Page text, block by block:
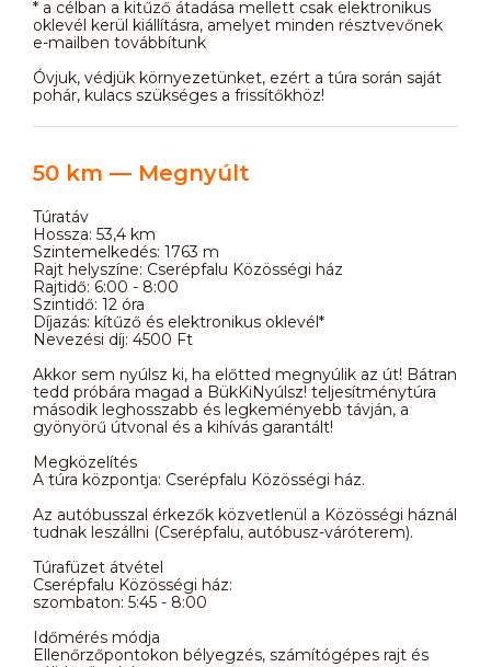
* a célban a kitűző átadása mellett csak elektronikus
oklevél kerül kiállításra, amelyet minden résztvevőnek
e-mailben továbbítunk
Óvjuk, védjük környezetünket, ezért a túra során saját
pohár, kulacs szükséges a frissítőkhöz!
50 km — Megnyúlt
Túratáv
Hossza: 53,4 km
Szintemelkedés: 1763 m
Rajt helyszíne: Cserépfalu Közösségi ház
Rajtidő: 6:00 - 8:00
Szintidő: 12 óra
Díjazás: kítűző és elektronikus oklevél*
Nevezési díj: 4500 Ft
Akkor sem nyúlsz ki, ha előtted megnyúlik az út! Bátran
tedd próbára magad a BükKiNyúlsz! teljesítménytúra
második leghosszabb és legkeményebb távján, a
gyönyörű útvonal és a kihívás garantált!
Megközelítés
A túra központja: Cserépfalu Közösségi ház.
Az autóbusszal érkezők közvetlenül a Közösségi háznál
tudnak leszállni (Cserépfalu, autóbusz-váróterem).
Túrafüzet átvétel
Cserépfalu Közösségi ház:
szombaton: 5:45 - 8:00
Időmérés módja
Ellenőrzőpontokon bélyegzés, számítógépes rajt és